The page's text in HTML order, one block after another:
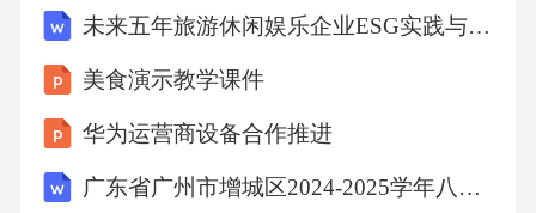
未来五年旅游休闲娱乐企业ESG实践与创新战略分析研究报告
美食演示教学课件
华为运营商设备合作推进
广东省广州市增城区2024-2025学年八年级下学期期末考试物理试题（含答案）